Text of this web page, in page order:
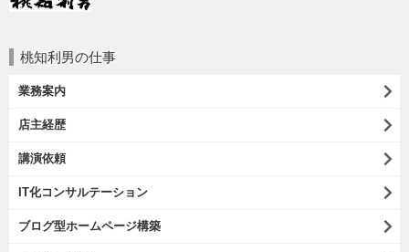
桃知利男の仕事
業務案内
店主経歴
講演依頼
IT化コンサルテーション
ブログ型ホームページ構築